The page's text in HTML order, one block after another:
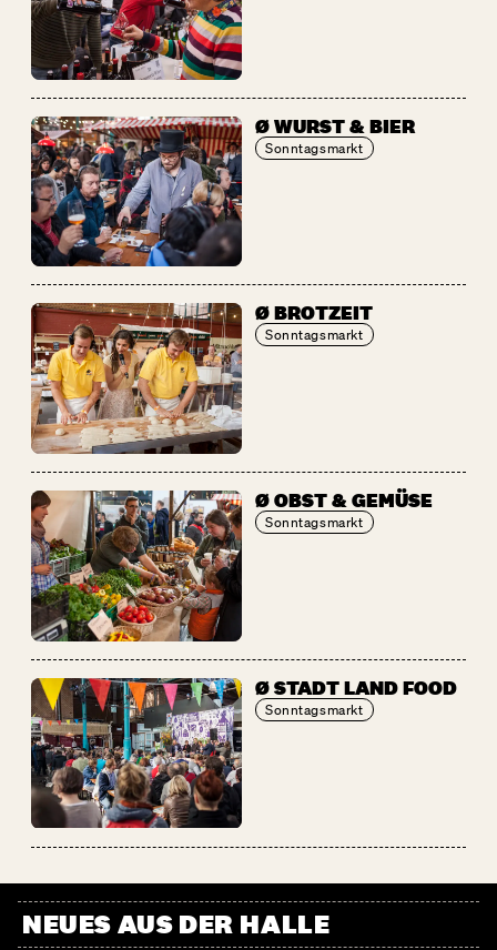
Ø WURST & BIER
Sonntagsmarkt
Ø BROTZEIT
Sonntagsmarkt
Ø OBST & GEMÜSE
Sonntagsmarkt
Ø STADT LAND FOOD
Sonntagsmarkt
NEUES AUS DER HALLE